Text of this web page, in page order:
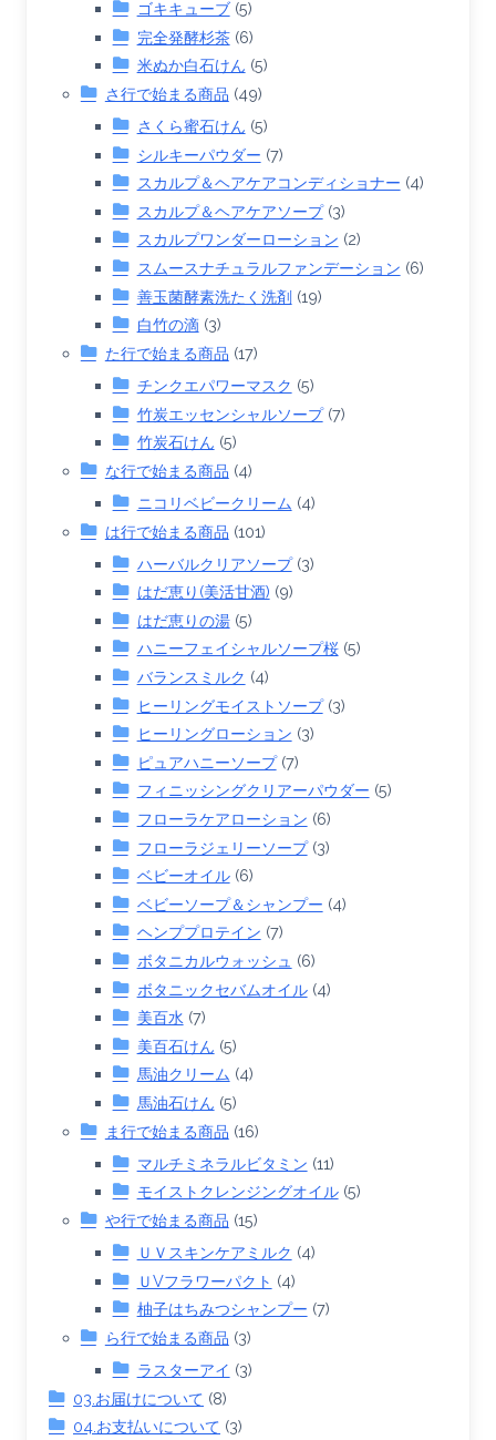
ゴキキューブ(5)
完全発酵杉茶(6)
米ぬか白石けん (5)
さ行で始まる商品 (49)
さくら蜜石けん (5)
シルキーパウダー (7)
スカルプ＆ヘアケアコンディショナー (4)
スカルプ＆ヘアケアソープ(3)
スカルプワンダーローション (2)
スムースナチュラルファンデーション (6)
善玉菌酵素洗たく洗剤(19)
白竹の滴(3)
た行で始まる商品 (17)
チンクエパワーマスク (5)
竹炭エッセンシャルソープ(7)
竹炭石けん (5)
な行で始まる商品 (4)
ニコリベビークリーム (4)
は行で始まる商品 (101)
ハーバルクリアソープ(3)
はだ恵り(美活甘酒) (9)
はだ恵りの湯(5)
ハニーフェイシャルソープ桜(5)
バランスミルク (4)
ヒーリングモイストソープ(3)
ヒーリングローション (3)
ピュアハニーソープ(7)
フィニッシングクリアーパウダー (5)
フローラケアローション (6)
フローラジェリーソープ(3)
ベビーオイル(6)
ベビーソープ＆シャンプー (4)
ヘンププロテイン (7)
ボタニカルウォッシュ (6)
ボタニックセバムオイル(4)
美百水 (7)
美百石けん (5)
馬油クリーム (4)
馬油石けん (5)
ま行で始まる商品 (16)
マルチミネラルビタミン (11)
モイストクレンジングオイル(5)
や行で始まる商品 (15)
ＵＶスキンケアミルク (4)
ＵVフラワーパクト (4)
柚子はちみつシャンプー (7)
ら行で始まる商品 (3)
ラスターアイ (3)
03.お届けについて (8)
04.お支払いについて (3)